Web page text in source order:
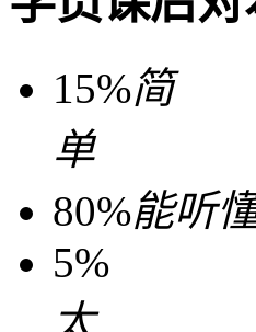
15%简
单
80%能听
5%
太